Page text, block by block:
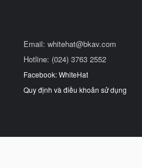
Email: whitehat@bkav.com
Hotline: (024) 3763 2552
Facebook: WhiteHat
Quy định và điều khoản sử dụng